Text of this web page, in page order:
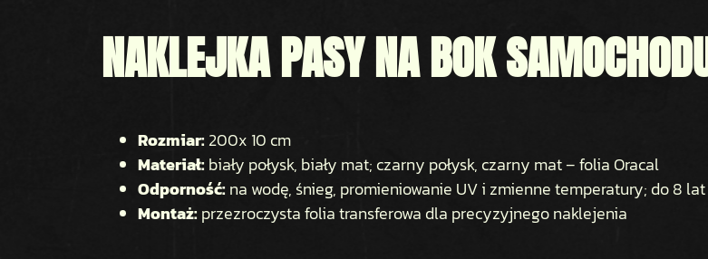
NAKLEJKA PASY NA BOK
Rozmiar:200x 10 cm
Materiał: biały połysk, biały mat; czarny połysk, czarny mat – folia Oracal
Odporność: na wodę, śnieg, promieniowanie UV i zmienne temperatury; do 8 lat
Montaż: przezroczysta folia transferowa dla precyzyjnego naklejenia